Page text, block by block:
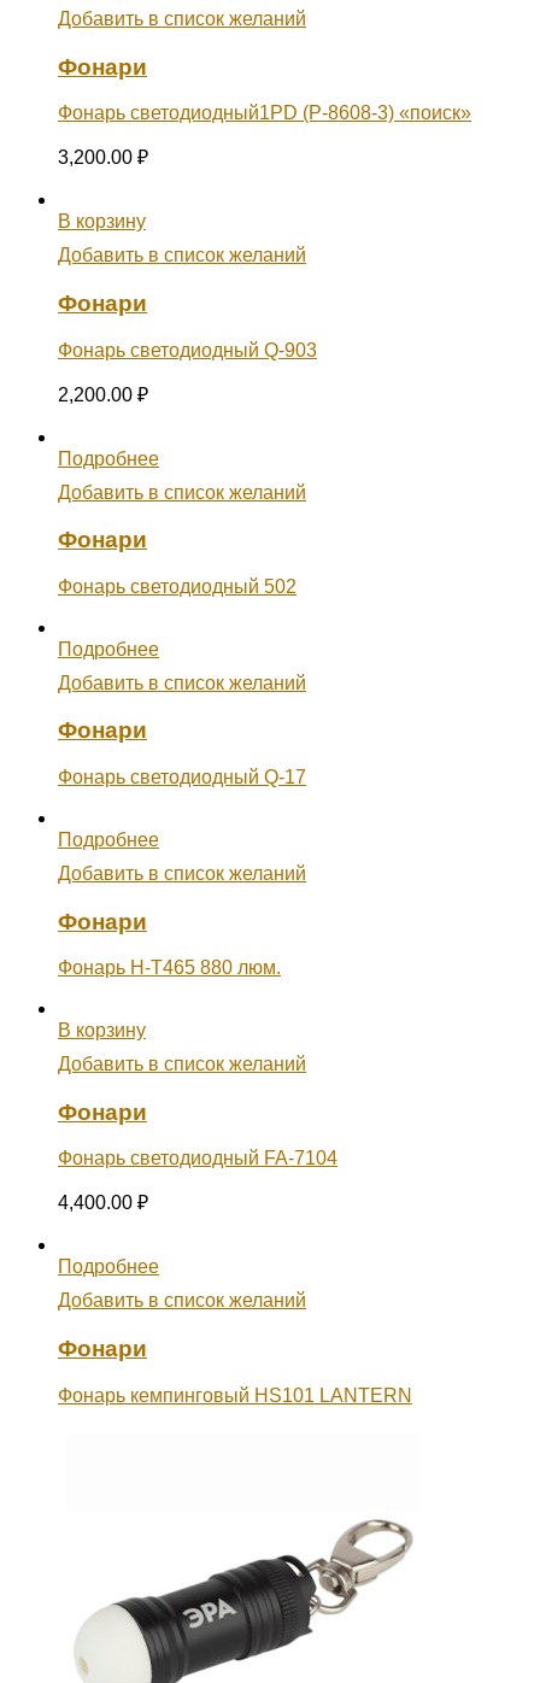
Добавить в список желаний
Фонари
Фонарь светодиодный1PD (Р-8608-3) «поиск»
3,200.00 ₽
В корзину
Добавить в список желаний
Фонари
Фонарь светодиодный Q-903
2,200.00 ₽
Подробнее
Добавить в список желаний
Фонари
Фонарь светодиодный 502
Подробнее
Добавить в список желаний
Фонари
Фонарь светодиодный Q-17
Подробнее
Добавить в список желаний
Фонари
Фонарь Н-Т465 880 люм.
В корзину
Добавить в список желаний
Фонари
Фонарь светодиодный FA-7104
4,400.00 ₽
Подробнее
Добавить в список желаний
Фонари
Фонарь кемпинговый HS101 LANTERN